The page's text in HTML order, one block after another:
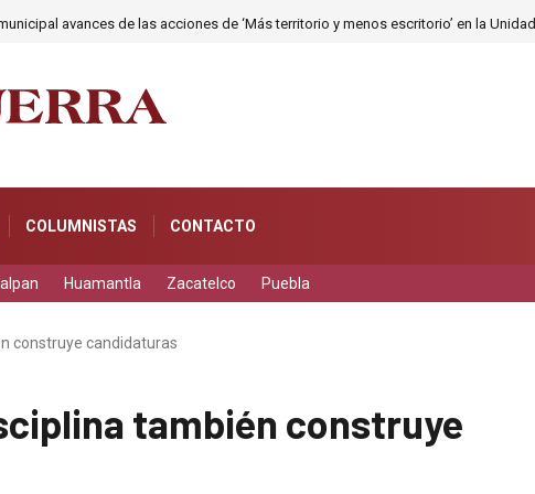
avances de las acciones de ‘Más territorio y menos escritorio’ en la
COLUMNISTAS CONTACTO
Huamantla Zacatelco Puebla
construye candidaturas
también construye